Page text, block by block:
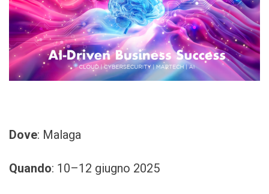
Dove: Malaga
Quando: 10–12 giugno 2025